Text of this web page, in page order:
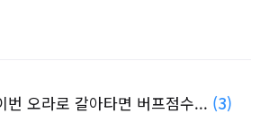
번 오라로 갈아타면 버프점수... (3)